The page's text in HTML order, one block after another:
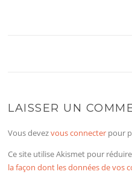
LAISSER UN
Vous devezvous connecter pour
Ce site utilise Akismet pour
la façon dont les données de vos